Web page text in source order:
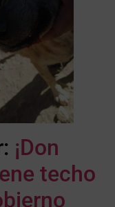
¡Don
techo